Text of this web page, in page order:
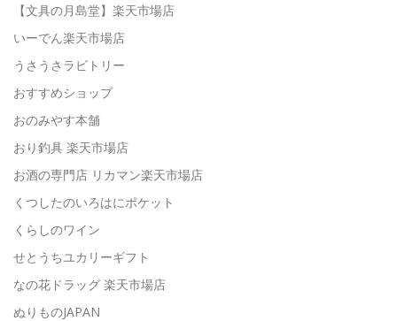
【文具の月島堂】楽天市場店
いーでん楽天市場店
うさうさラビトリー
おすすめショップ
おのみやす本舗
おり釣具 楽天市場店
お酒の専門店 リカマン楽天市場店
くつしたのいろはにポケット
くらしのワイン
せとうちユカリーギフト
なの花ドラッグ 楽天市場店
ぬりものJAPAN